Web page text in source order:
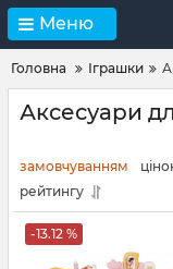
Меню
Головна Іграшки
Аксесуари
замовчуванням
рейтингу
-13.12 %